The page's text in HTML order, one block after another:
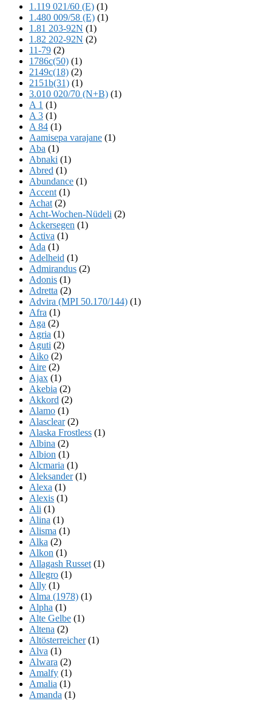
1.119 021/60 (E) (1)
1.480 009/58 (E) (1)
1.81 203-92N (1)
1.82 202-92N (2)
11-79 (2)
1786c(50) (1)
2149c(18) (2)
2151b(31) (1)
3.010 020/70 (N+B) (1)
A 1 (1)
A 3 (1)
A 84 (1)
Aamisepa varajane (1)
Aba (1)
Abnaki (1)
Abred (1)
Abundance (1)
Accent (1)
Achat (2)
Acht-Wochen-Nüdeli (2)
Ackersegen (1)
Activa (1)
Ada (1)
Adelheid (1)
Admirandus (2)
Adonis (1)
Adretta (2)
Advira (MPI 50.170/144) (1)
Afra (1)
Aga (2)
Agria (1)
Aguti (2)
Aiko (2)
Aire (2)
Ajax (1)
Akebia (2)
Akkord (2)
Alamo (1)
Alasclear(2)
Alaska Frostless (1)
Albina (2)
Albion (1)
Alcmaria (1)
Aleksander(1)
Alexa (1)
Alexis (1)
Ali (1)
Alina (1)
Alisma (1)
Alka (2)
Alkon (1)
Allagash Russet (1)
Allegro (1)
Ally (1)
Alma (1978) (1)
Alpha (1)
Alte Gelbe (1)
Altena (2)
Altösterreicher(1)
Alva (1)
Alwara (2)
Amalfy (1)
Amalia (1)
Amanda (1)